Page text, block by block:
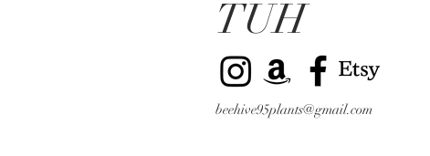
TUH
beehive95plants@gmail.com